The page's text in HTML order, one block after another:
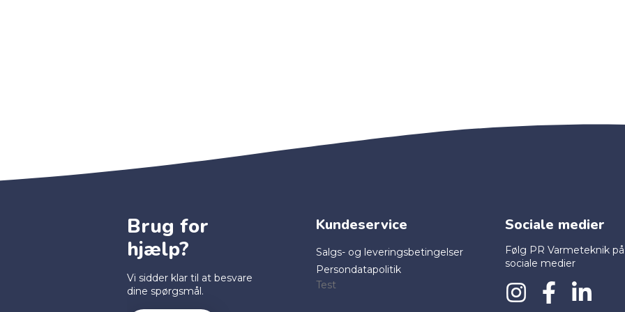
Brug for
hjælp?
Vi sidder klar til at besvare
dine spørgsmål.
Kundeservice
Salgs- og leveringsbetingelser
Persondatapolitik
Test
Sociale medier
Følg PR Varmeteknik
sociale medier